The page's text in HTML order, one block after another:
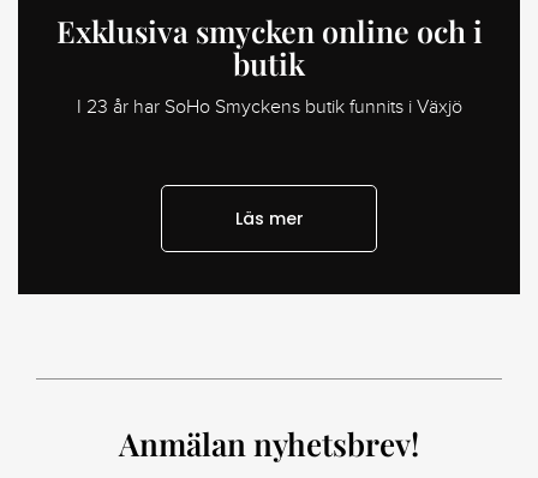
Exklusiva smycken online och i
butik
I 23 år har SoHo Smyckens butik funnits i Växjö
Läs mer
Anmälan nyhetsbrev!